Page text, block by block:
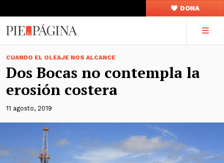
DONA
CUANDO EL OLEAJE NOS ALCANCE
Dos Bocas no contempla la
erosión costera
11 agosto, 2019